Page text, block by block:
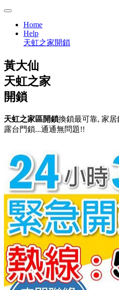
Home
Help
天虹之家開鎖
黃大仙
天虹之家
開鎖
天虹之家區開鎖換鎖最可靠, 家
露台門鎖...通通無問題!!